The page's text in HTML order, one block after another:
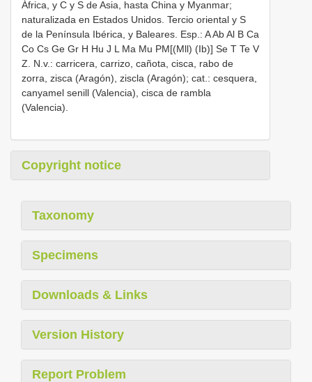
África, y C y S de Asia, hasta China y Myanmar;
naturalizada en Estados Unidos. Tercio oriental y S
de la Península Ibérica, y Baleares. Esp.: A Ab Al B Ca
Co Cs Ge Gr H Hu J L Ma Mu PM[(Mll) (Ib)] Se T Te V
Z. N.v.: carricera, carrizo, cañota, cisca, rabo de
zorra, zisca (Aragón), ziscla (Aragón); cat.: cesquera,
canyamel senill (Valencia), cisca de rambla
(Valencia).
Copyright notice
Taxonomy
Specimens
Downloads & Links
Version History
Report Problem